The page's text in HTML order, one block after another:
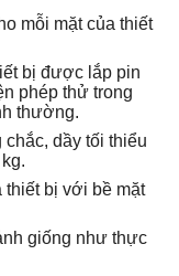
mỗi mặt của thiết
bị được lắp pin
phép thử trong
thường.
dầy tối thiểu
thiết bị với bề mặt
giống như thực